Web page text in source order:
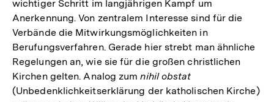
wichtiger Schritt im langjährigen Kampf um
Anerkennung. Von zentralem Interesse sind für die
Verbände die Mitwirkungsmöglichkeiten in
Berufungsverfahren. Gerade hier strebt man ähnliche
Regelungen an, wie sie für die großen christlichen
Kirchen gelten. Analog zumnihil obstat
(Unbedenklichkeitserklärung der katholischen Kirche)